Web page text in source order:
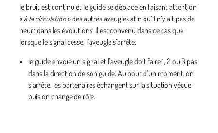
le bruit est continu et le guide se déplace en faisant attention
« à la circulation» des autres aveugles afin qu’il n’y ait pas de
heurt dans les évolutions. Il est convenu dans ce cas que
lorsque le signal cesse, l’aveugle s’arrête.
le guide envoie un signal et l’aveugle doit faire 1, 2 ou 3 pas
dans la direction de son guide. Au bout d’un moment, on
s’arrête, les partenaires échangent sur la situation vécue
puis on change de rôle.